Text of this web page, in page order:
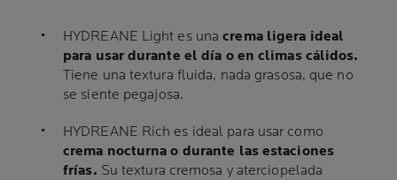
HYDREANE Light es unacrema ligera ideal
para usar durante el día o en climas cálidos.
Tiene una textura fluida, nada grasosa, que no
se siente pegajosa.
HYDREANE Rich es ideal para usar como
crema nocturna o durante las estaciones
frías. Su textura cremosa y aterciopelada